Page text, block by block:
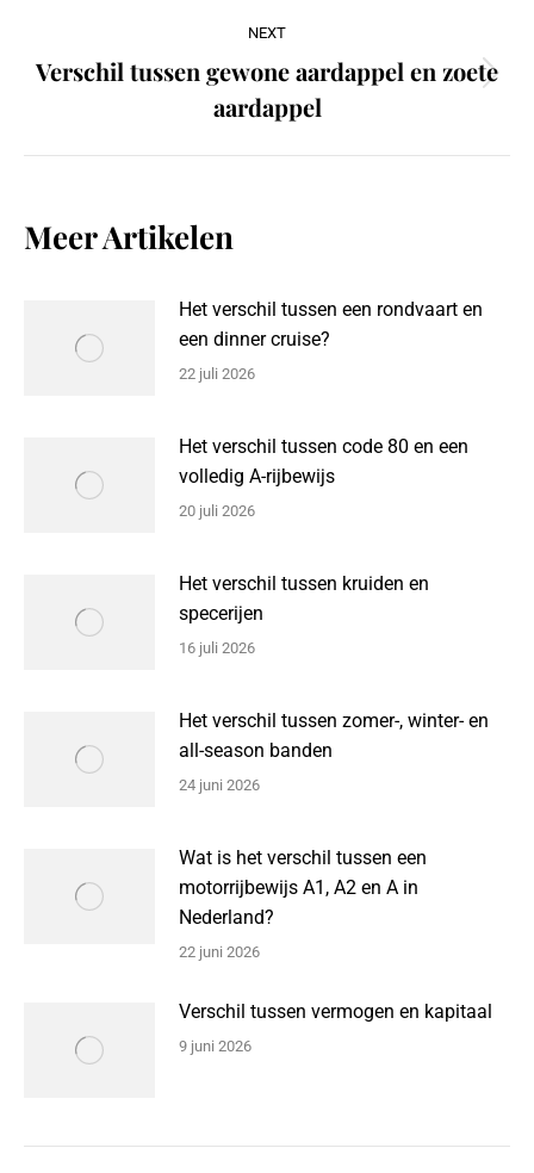
NEXT
Next
post:
Verschil tussen gewone aardappel en zoete
aardappel
Meer Artikelen
Het verschil tussen een rondvaart en
een dinner cruise?
22 juli 2026
Het verschil tussen code 80 en een
volledig A-rijbewijs
20 juli 2026
Het verschil tussen kruiden en
specerijen
16 juli 2026
Het verschil tussen zomer-, winter- en
all-season banden
24 juni 2026
Wat is het verschil tussen een
motorrijbewijs A1, A2 en A in
Nederland?
22 juni 2026
Verschil tussen vermogen en kapitaal
9 juni 2026